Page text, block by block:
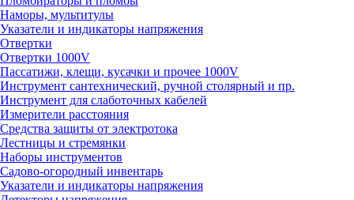
Наморы, мультитулы
Указатели и индикаторы напряжения
Отвертки
Отвертки 1000V
Пассатижи, клещи, кусачки и прочее 1000V
Инструмент сантехнический, ручной столярный и пр.
Инструмент для слаботочных кабелей
Измерители расстояния
Средства защиты от электротока
Лестницы и стремянки
Наборы инструментов
Садово-огородный инвентарь
Указатели и индикаторы напряжения